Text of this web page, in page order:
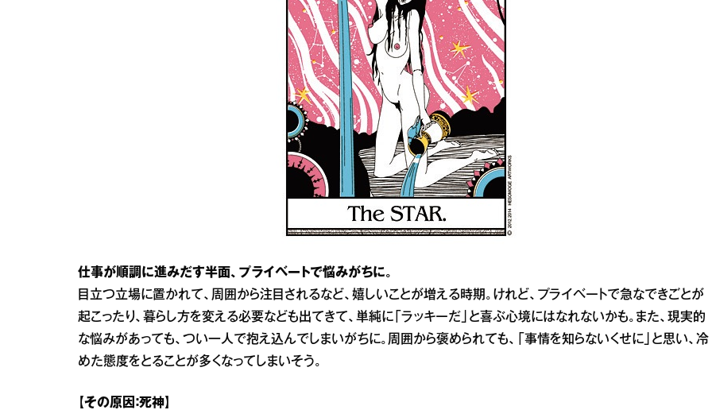
仕事が順調に進みだす半面、プライベートで悩みがちに。
目立つ立場に置かれて、周囲から注目されるなど、嬉しいことが増える時期。けれど、プライベートで急なできごとが
起こったり、暮らし方を変える必要なども出てきて、単純に「ラッキーだ」と喜ぶ心境にはなれないかも。また、現実的
な悩みがあっても、つい一人で抱え込んでしまいがちに。周囲から褒められても、「事情を知らないくせに」と思い、冷
めた態度をとることが多くなってしまいそう。
【その原因：死神】